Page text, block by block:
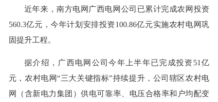
近年来，南方电网广西电网公司已累计完成农网投资
560.3亿元，今年计划安排投资100.86亿元实施农村电网巩
固提升工程。
据介绍，广西电网公司今年上半年已完成投资51亿
元，农村电网“三大关键指标”持续提升，公司辖区农村电
网（含新电力集团）供电可靠率、电压合格率和户均配变